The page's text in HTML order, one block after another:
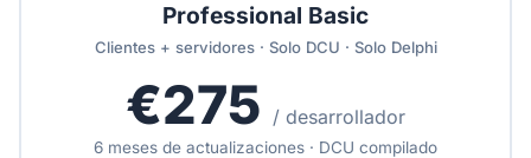
Professional Basic
Clientes + servidores · Solo DCU · Solo Delphi
€275 / desarrollador
6 meses de actualizaciones · DCU compilado